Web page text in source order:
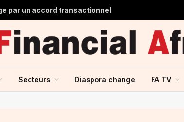
par un accord transactionnel
Secteurs Diaspora change FA TV